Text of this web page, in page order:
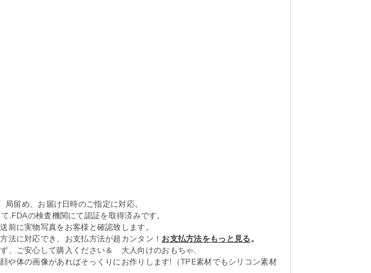
留め、お届け日時のご指定に対応。
.FDAの検査機関にて認証を取得済みです。
前に実物写真をお客様と確認致します。
法に対応でき、お支払方法が超カンタン！ お支払方法をもっと見る。
、ご安心して購入ください＆ 大人向けのおもちゃ.
や体の画像があればそっくりにお作りします!（TPE素材でもシリコン素材